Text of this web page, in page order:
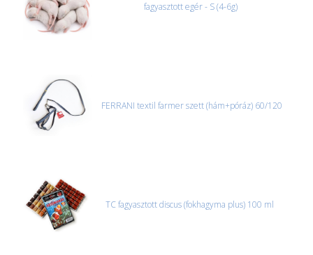
fagyasztott egér - S (4-6g)
FERRANI textil farmer szett (hám+póráz) 60/120
TC fagyasztott discus (fokhagyma plus) 100 ml